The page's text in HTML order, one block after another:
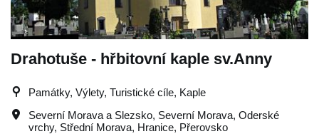
Drahotuše - hřbitovní kaple sv.Anny
Památky, Výlety, Turistické cíle, Kaple
Severní Morava a Slezsko, Severní Morava, Oderské
vrchy, Střední Morava, Hranice, Přerovsko